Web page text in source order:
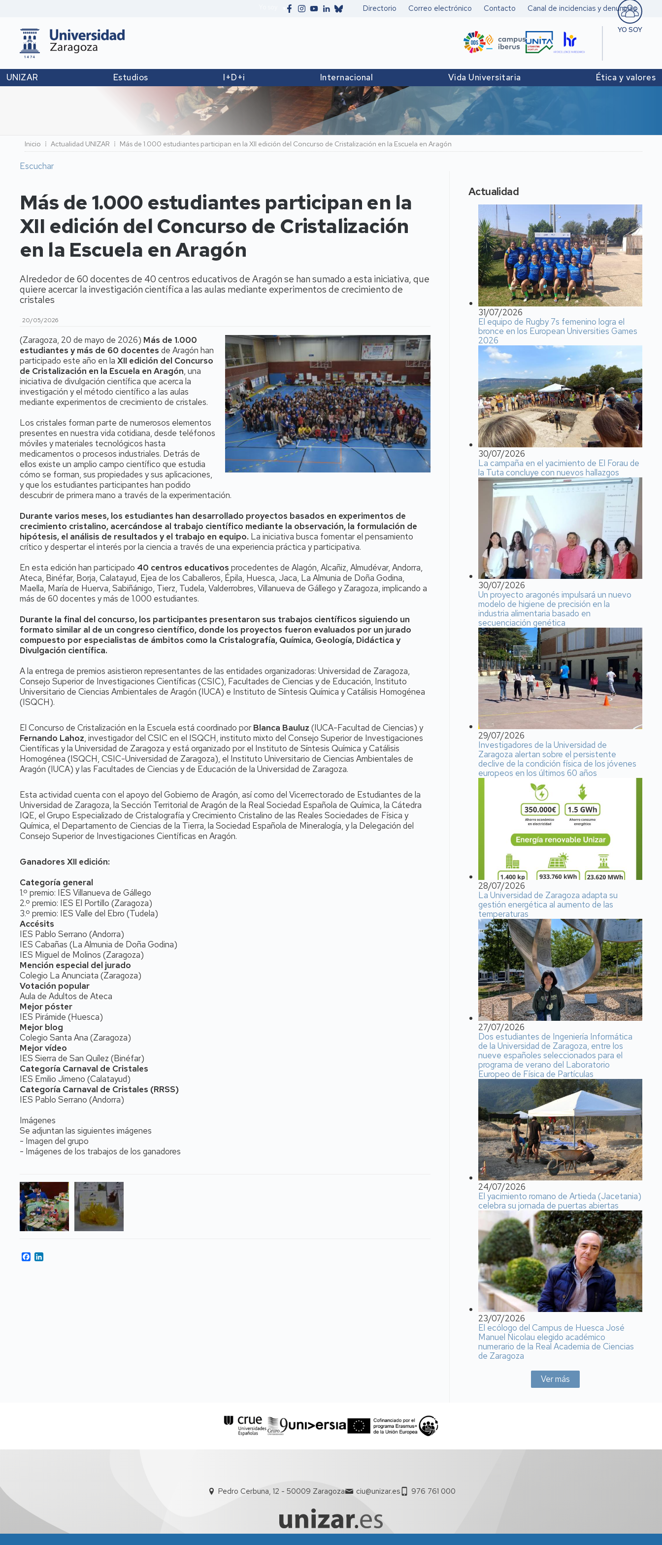
Secundario
Directorio Correo electrónico Contacto Canal de incidencias y denuncias
YO SOY
Pers.
UNIZAR Estudios I+D+i Internacional Vida Universitaria Ética y valores
Ruta
de
navegación
Inicio Actualidad UNIZAR Más de 1.000 estudiantes participan en la XII edición del Concurso de Cristalización en la Escuela en Aragón
Escuchar
Más de 1.000 estudiantes participan en la
XII edición del Concurso de Cristalización
en la Escuela en Aragón
Alrededor de 60 docentes de 40 centros educativos de Aragón se han sumado a esta iniciativa, que
quiere acercar la investigación científica a las aulas mediante experimentos de crecimiento de
cristales
20/05/2026
(Zaragoza, 20 de mayo de 2026) Más de 1.000
estudiantes y más de 60 docentes de Aragón han
participado este año en la XII edición del Concurso
de Cristalización en la Escuela en Aragón, una
iniciativa de divulgación científica que acerca la
investigación y el método científico a las aulas
mediante experimentos de crecimiento de cristales.
Los cristales forman parte de numerosos elementos
presentes en nuestra vida cotidiana, desde teléfonos
móviles y materiales tecnológicos hasta
medicamentos o procesos industriales. Detrás de
ellos existe un amplio campo científico que estudia
cómo se forman, sus propiedades y sus aplicaciones,
y que los estudiantes participantes han podido
descubrir de primera mano a través de la experimentación.
Durante varios meses, los estudiantes han desarrollado proyectos basados en experimentos de
crecimiento cristalino, acercándose al trabajo científico mediante la observación, la formulación de
hipótesis, el análisis de resultados y el trabajo en equipo. La iniciativa busca fomentar el pensamiento
crítico y despertar el interés por la ciencia a través de una experiencia práctica y participativa.
En esta edición han participado 40 centros educativos procedentes de Alagón, Alcañiz, Almudévar, Andorra,
Ateca, Binéfar, Borja, Calatayud, Ejea de los Caballeros, Épila, Huesca, Jaca, La Almunia de Doña Godina,
Maella, María de Huerva, Sabiñánigo, Tierz, Tudela, Valderrobres, Villanueva de Gállego y Zaragoza, implicando a
más de 60 docentes y más de 1.000 estudiantes.
Durante la final del concurso, los participantes presentaron sus trabajos científicos siguiendo un
formato similar al de un congreso científico, donde los proyectos fueron evaluados por un jurado
compuesto por especialistas de ámbitos como la Cristalografía, Química, Geología, Didáctica y
Divulgación científica.
A la entrega de premios asistieron representantes de las entidades organizadoras: Universidad de Zaragoza,
Consejo Superior de Investigaciones Científicas (CSIC), Facultades de Ciencias y de Educación, Instituto
Universitario de Ciencias Ambientales de Aragón (IUCA) e Instituto de Síntesis Química y Catálisis Homogénea
(ISQCH).
El Concurso de Cristalización en la Escuela está coordinado por Blanca Bauluz (IUCA-Facultad de Ciencias) y
Fernando Lahoz, investigador del CSIC en el ISQCH, instituto mixto del Consejo Superior de Investigaciones
Científicas y la Universidad de Zaragoza y está organizado por el Instituto de Síntesis Química y Catálisis
Homogénea (ISQCH, CSIC-Universidad de Zaragoza), el Instituto Universitario de Ciencias Ambientales de
Aragón (IUCA) y las Facultades de Ciencias y de Educación de la Universidad de Zaragoza.
Esta actividad cuenta con el apoyo del Gobierno de Aragón, así como del Vicerrectorado de Estudiantes de la
Universidad de Zaragoza, la Sección Territorial de Aragón de la Real Sociedad Española de Química, la Cátedra
IQE, el Grupo Especializado de Cristalografía y Crecimiento Cristalino de las Reales Sociedades de Física y
Química, el Departamento de Ciencias de la Tierra, la Sociedad Española de Mineralogía, y la Delegación del
Consejo Superior de Investigaciones Científicas en Aragón.
Ganadores XII edición:
Categoría general
1.º premio: IES Villanueva de Gállego
2.º premio: IES El Portillo (Zaragoza)
3.º premio: IES Valle del Ebro (Tudela)
Accésits
IES Pablo Serrano (Andorra)
IES Cabañas (La Almunia de Doña Godina)
IES Miguel de Molinos (Zaragoza)
Mención especial del jurado
Colegio La Anunciata (Zaragoza)
Votación popular
Aula de Adultos de Ateca
Mejor póster
IES Pirámide (Huesca)
Mejor blog
Colegio Santa Ana (Zaragoza)
Mejor vídeo
IES Sierra de San Quílez (Binéfar)
Categoría Carnaval de Cristales
IES Emilio Jimeno (Calatayud)
Categoría Carnaval de Cristales (RRSS)
IES Pablo Serrano (Andorra)
Imágenes
Se adjuntan las siguientes imágenes
- Imagen del grupo
- Imágenes de los trabajos de los ganadores
Facebook
Actualidad
31/07/2026
El equipo de Rugby 7s femenino logra el
bronce en los European Universities Games
2026
30/07/2026
La campaña en el yacimiento de El Forau de
la Tuta concluye con nuevos hallazgos
30/07/2026
Un proyecto aragonés impulsará un nuevo
modelo de higiene de precisión en la
industria alimentaria basado en
secuenciación genética
29/07/2026
Investigadores de la Universidad de
Zaragoza alertan sobre el persistente
declive de la condición física de los jóvenes
europeos en los últimos 60 años
28/07/2026
La Universidad de Zaragoza adapta su
gestión energética al aumento de las
temperaturas
27/07/2026
Dos estudiantes de Ingeniería Informática
de la Universidad de Zaragoza, entre los
nueve españoles seleccionados para el
programa de verano del Laboratorio
Europeo de Física de Partículas
24/07/2026
El yacimiento romano de Artieda (Jacetania)
celebra su jornada de puertas abiertas
23/07/2026
El ecólogo del Campus de Huesca José
Manuel Nicolau elegido académico
numerario de la Real Academia de Ciencias
de Zaragoza
Ver más
Pedro Cerbuna, 12 - 50009 Zaragoza ciu@unizar.es 976 761 000